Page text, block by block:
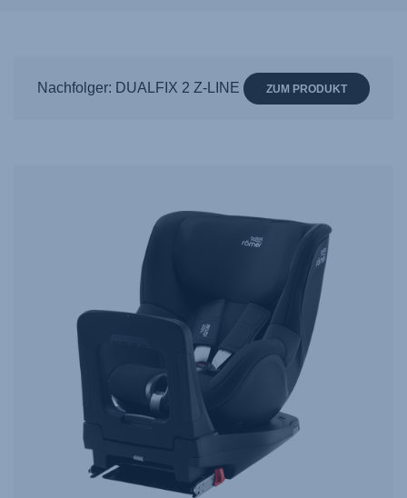
erhalten;Nachfolger: DUALFIX 2 Z-LINE ZUM PRODUKT